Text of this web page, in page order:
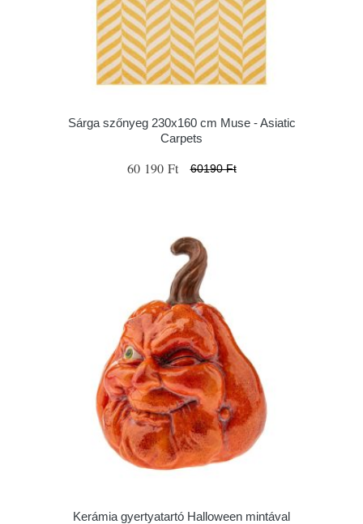
Sárga szőnyeg 230x160 cm Muse - Asiatic
Carpets
60 190 Ft 60190 Ft
Kerámia gyertyatartó Halloween mintával